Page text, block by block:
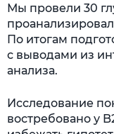
Мы провели 30
По итогам
с выводами из
анализа.
Исследование
востребовано у